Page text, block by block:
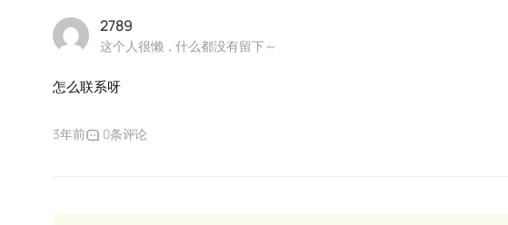
2789
这个人很懒，什么都没有留下～
怎么联系呀
3年前 0条评论